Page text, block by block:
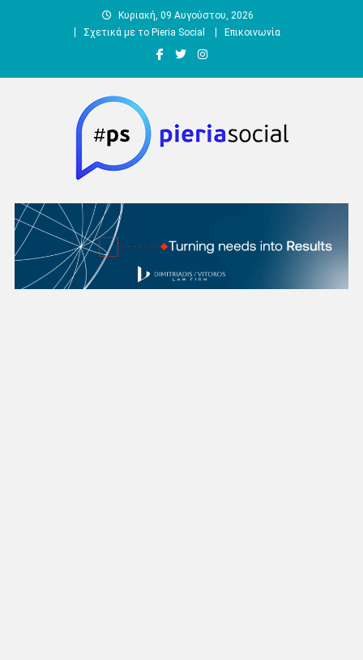
Κυριακή, 09 Αυγούστου, 2026
Σχετικά με το Pieria Social
Επικοινωνία
Pieria Social